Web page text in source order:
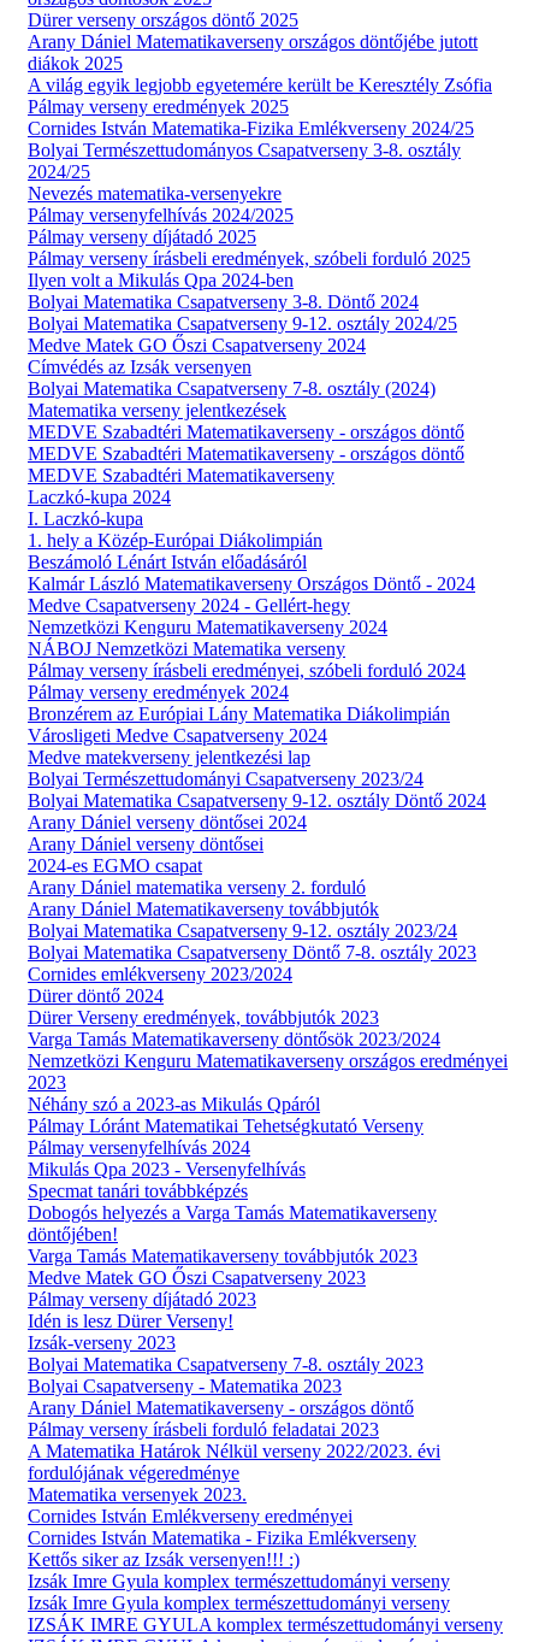
Dürer verseny országos döntő 2025
Arany Dániel Matematikaverseny országos döntőjébe jutott
diákok 2025
A világ egyik legjobb egyetemére került be Keresztély Zsófia
Pálmay verseny eredmények 2025
Cornides István Matematika-Fizika Emlékverseny 2024/25
Bolyai Természettudományos Csapatverseny 3-8. osztály
2024/25
Nevezés matematika-versenyekre
Pálmay versenyfelhívás 2024/2025
Pálmay verseny díjátadó 2025
Pálmay verseny írásbeli eredmények, szóbeli forduló 2025
Ilyen volt a Mikulás Qpa 2024-ben
Bolyai Matematika Csapatverseny 3-8. Döntő 2024
Bolyai Matematika Csapatverseny 9-12. osztály 2024/25
Medve Matek GO Őszi Csapatverseny 2024
Címvédés az Izsák versenyen
Bolyai Matematika Csapatverseny 7-8. osztály (2024)
Matematika verseny jelentkezések
MEDVE Szabadtéri Matematikaverseny - országos döntő
MEDVE Szabadtéri Matematikaverseny - országos döntő
MEDVE Szabadtéri Matematikaverseny
Laczkó-kupa 2024
I. Laczkó-kupa
1. hely a Közép-Európai Diákolimpián
Beszámoló Lénárt István előadásáról
Kalmár László Matematikaverseny Országos Döntő - 2024
Medve Csapatverseny 2024 - Gellért-hegy
Nemzetközi Kenguru Matematikaverseny 2024
NÁBOJ Nemzetközi Matematika verseny
Pálmay verseny írásbeli eredményei, szóbeli forduló 2024
Pálmay verseny eredmények 2024
Bronzérem az Európiai Lány Matematika Diákolimpián
Városligeti Medve Csapatverseny 2024
Medve matekverseny jelentkezési lap
Bolyai Természettudományi Csapatverseny 2023/24
Bolyai Matematika Csapatverseny 9-12. osztály Döntő 2024
Arany Dániel verseny döntősei 2024
Arany Dániel verseny döntősei
2024-es EGMO csapat
Arany Dániel matematika verseny 2. forduló
Arany Dániel Matematikaverseny továbbjutók
Bolyai Matematika Csapatverseny 9-12. osztály 2023/24
Bolyai Matematika Csapatverseny Döntő 7-8. osztály 2023
Cornides emlékverseny 2023/2024
Dürer döntő 2024
Dürer Verseny eredmények, továbbjutók 2023
Varga Tamás Matematikaverseny döntősök 2023/2024
Nemzetközi Kenguru Matematikaverseny országos eredményei
2023
Néhány szó a 2023-as Mikulás Qpáról
Pálmay Lóránt Matematikai Tehetségkutató Verseny
Pálmay versenyfelhívás 2024
Mikulás Qpa 2023 - Versenyfelhívás
Specmat tanári továbbképzés
Dobogós helyezés a Varga Tamás Matematikaverseny
döntőjében!
Varga Tamás Matematikaverseny továbbjutók 2023
Medve Matek GO Őszi Csapatverseny 2023
Pálmay verseny díjátadó 2023
Idén is lesz Dürer Verseny!
Izsák-verseny 2023
Bolyai Matematika Csapatverseny 7-8. osztály 2023
Bolyai Csapatverseny - Matematika 2023
Arany Dániel Matematikaverseny - országos döntő
Pálmay verseny írásbeli forduló feladatai 2023
A Matematika Határok Nélkül verseny 2022/2023. évi
fordulójának végeredménye
Matematika versenyek 2023.
Cornides István Emlékverseny eredményei
Cornides István Matematika - Fizika Emlékverseny
Kettős siker az Izsák versenyen!!! :)
Izsák Imre Gyula komplex természettudományi verseny
Izsák Imre Gyula komplex természettudományi verseny
IZSÁK IMRE GYULA komplex természettudományi verseny